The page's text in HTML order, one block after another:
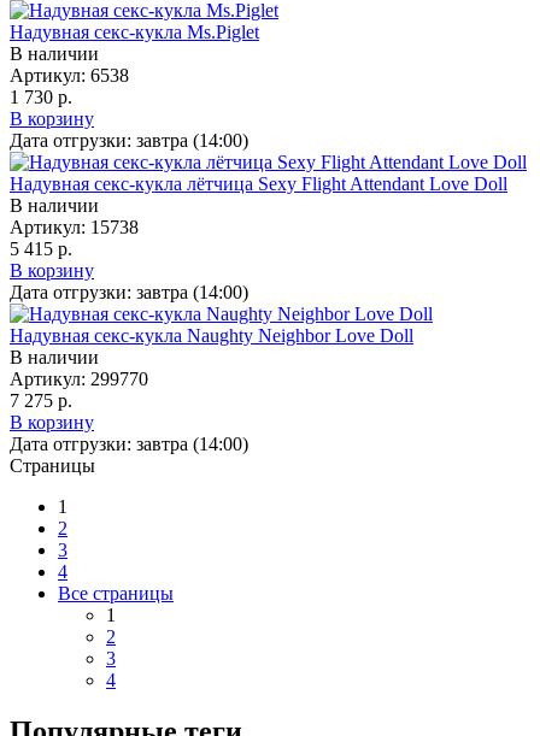
Надувная секс-кукла Ms.Piglet
В наличии
Артикул: 6538
1 730 р.
В корзину
Дата отгрузки: завтра (14:00)
Надувная секс-кукла лётчица Sexy Flight Attendant Love Doll
В наличии
Артикул: 15738
5 415 р.
В корзину
Дата отгрузки: завтра (14:00)
Надувная секс-кукла Naughty Neighbor Love Doll
В наличии
Артикул: 299770
7 275 р.
В корзину
Дата отгрузки: завтра (14:00)
Страницы
1
2
3
4
Все страницы
1
2
3
4